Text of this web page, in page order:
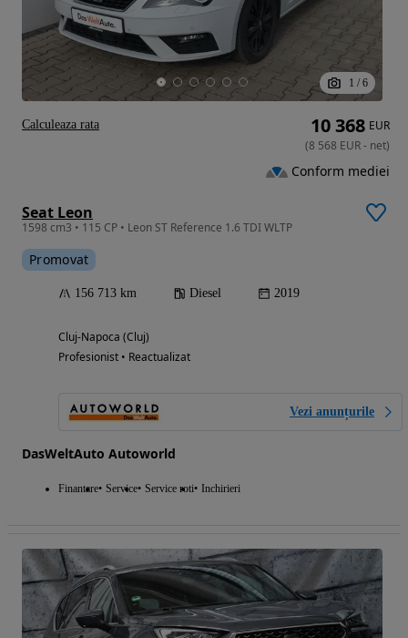
1 / 6
Seat Leon
1598 cm3 • 115 CP • Leon ST Reference 1.6 TDI WLTP
Promovat
156 713 km Diesel 2019
Cluj-Napoca (Cluj)
Profesionist • Reactualizat
Vezi anunțurile
DasWeltAuto Autoworld
Finantare Service Service roti Inchirieri
10 368 EUR
(8 568 EUR- net)
Conform mediei
Calculeaza rata